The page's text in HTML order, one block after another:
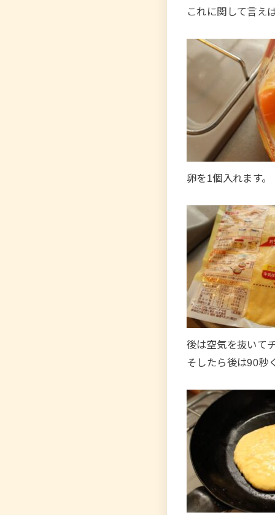
これに関して言え
卵を1個入れます。
後は空気を抜いて
そしたら後は90秒